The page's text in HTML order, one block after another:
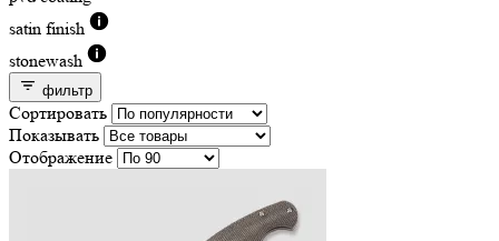
satin finish
stonewash
фильтр
Сортировать
Показывать
Отображение